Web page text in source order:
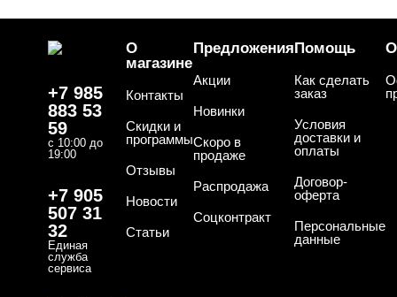
+7 985
883 53
59
с 10:00 до
19:00
+7 905
507 31
32
Единая
служба
сервиса
О
магазине
Контакты
Скидки и
программы
Отзывы
Новости
Статьи
Предложения
Акции
Новинки
Скоро в
продаже
Распродажа
Соцконтракт
Помощь
Как сделать
заказ
Условия
доставки и
оплаты
Договор-
оферта
Персональные
данные